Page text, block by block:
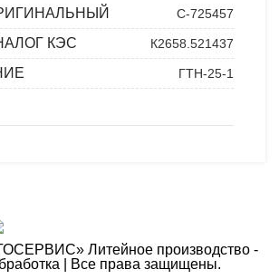
С-725457
КЭС К2658.521437
ГТН-25-1
​Литейное производство -
| Все права защищены.